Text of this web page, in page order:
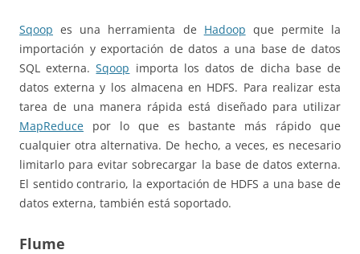
Sqoop es una herramienta de Hadoop que permite la
importación y exportación de datos a una base de datos
SQL externa.Sqoop importa los datos de dicha base de
datos externa y los almacena en HDFS. Para realizar esta
tarea de una manera rápida está diseñado para utilizar
MapReduce por lo que es bastante más rápido que
cualquier otra alternativa. De hecho, a veces, es necesario
limitarlo para evitar sobrecargar la base de datos externa.
El sentido contrario, la exportación de HDFS a una base de
datos externa, también está soportado.
Flume